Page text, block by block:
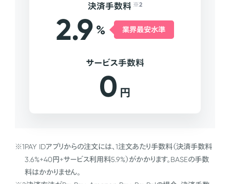
決済手数料 ※2
2.9 % 業界最安水準
サービス手数料
0 円
※1PAY IDアプリからの注文には、1注文あたり手数料（決済手数料
3.6%+40円+サービス利用料5.9%）がかかります。BASEの手数
料はかかりません。